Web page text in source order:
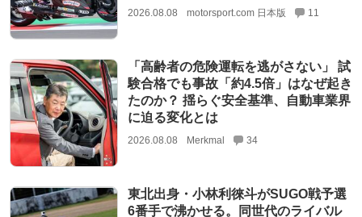
2026.08.08 motorsport.com 日本版 11
「高齢者の危険運転を逃がさない」 試
験合格でも事故「約4.5倍」はなぜ起き
たのか？ 揺らぐ安全基準、自動車業界
に迫る変化とは
2026.08.08 Merkmal 34
東北出身・小林利徠斗がSUGO戦予選
6番手で沸かせる。同世代のライバル